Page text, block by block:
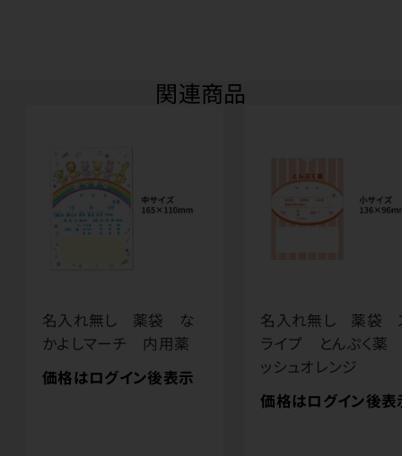
関連商品
名入れ無し 薬袋 な
かよしマーチ 内用薬
価格はログイン後表示
名入れ無し 薬袋
ライプ とんぷく薬
ッシュオレンジ
価格はログイン後表